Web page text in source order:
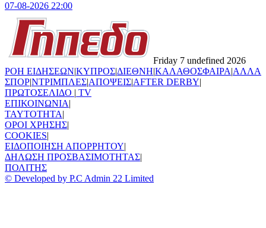
07-08-2026 22:00
Friday 7 undefined 2026
ΡΟΗ ΕΙΔΗΣΕΩΝ|ΚΥΠΡΟΣ|ΔΙΕΘΝΗ|ΚΑΛΑΘΟΣΦΑΙΡΑ|ΑΛΛΑ
ΣΠΟΡ|ΝΤΡΙΜΠΛΕΣ|ΑΠΟΨΕΙΣ|AFTER DERBY|
ΠΡΩΤΟΣΕΛΙΔΟ | TV
ΕΠΙΚΟΙΝΩΝΙΑ|
TAYTOTHTA|
ΟΡΟΙ ΧΡΗΣΗΣ|
COOKIES|
ΕΙΔΟΠΟΙΗΣΗ ΑΠΟΡΡΗΤΟΥ|
ΔΗΛΩΣΗ ΠΡΟΣΒΑΣΙΜΟΤΗΤΑΣ|
ΠΟΛΙΤΗΣ
© Developed by P.C Admin 22 Limited